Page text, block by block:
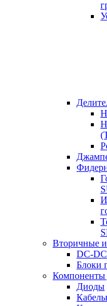
Вторичные
DC-DC
Блоки
Диоды